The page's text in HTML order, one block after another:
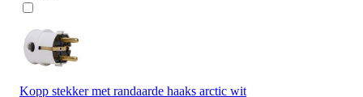
Kopp stekker met randaarde haaks arctic wit